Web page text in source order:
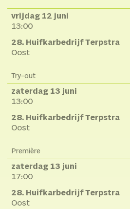
vrijdag 12 juni
13:00
28. Huifkarbedrijf Terpstra
Oost
Try-out
zaterdag 13 juni
13:00
28. Huifkarbedrijf Terpstra
Oost
Première
zaterdag 13 juni
17:00
28. Huifkarbedrijf Terpstra
Oost